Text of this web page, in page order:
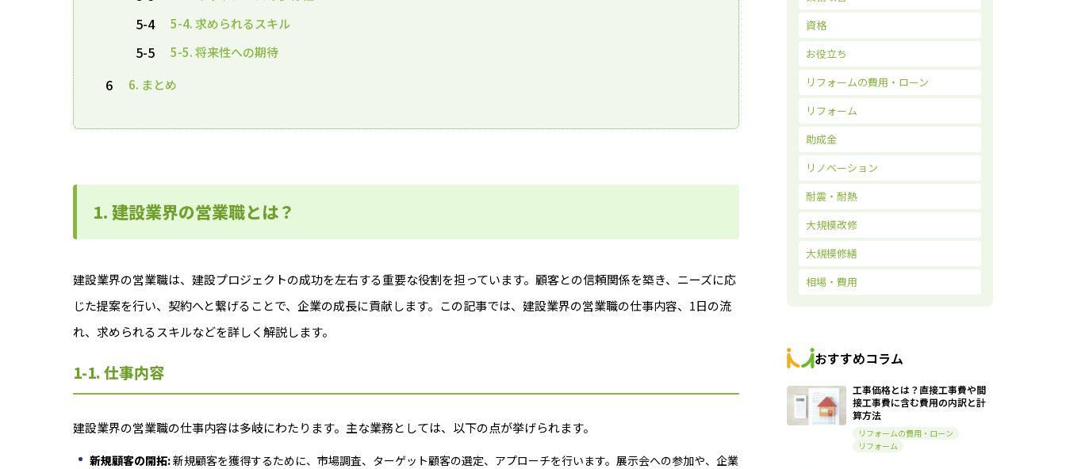
5-4 5-4. 求められるスキル
5-5 5-5. 将来性への期待
6 6. まとめ
1. 建設業界の営業職とは？
建設業界の営業職は、建設プロジェクトの成功を左右する重要な役割を担っています。顧客との信頼関係を築き、ニーズに応
じた提案を行い、契約へと繋げることで、企業の成長に貢献します。この記事では、建設業界の営業職の仕事内容、1日の流
れ、求められるスキルなどを詳しく解説します。
1-1. 仕事内容
建設業界の営業職の仕事内容は多岐にわたります。主な業務としては、以下の点が挙げられます。
新規顧客の開拓:新規顧客を獲得するために、市場調査、ターゲット顧客の選定、アプローチを行います。展示会への参加や、企業
資格
お役立ち
リフォームの費用・ローン
リフォーム
助成金
リノベーション
耐震・耐熱
大規模改修
大規模修繕
相場・費用
おすすめコラム
工事価格とは？直接工事費や間
接工事費に含む費用の内訳と計
算方法
リフォームの費用・ローン
リフォーム